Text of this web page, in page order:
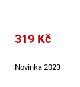
319 Kč
Novinka 2023